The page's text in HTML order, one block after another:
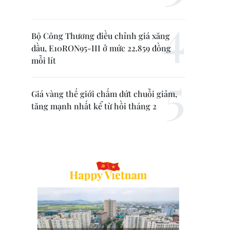
Bộ Công Thương điều chỉnh giá xăng
dầu, E10RON95-III ở mức 22.859 đồng
mỗi lít
Giá vàng thế giới chấm dứt chuỗi giảm,
tăng mạnh nhất kể từ hồi tháng 2